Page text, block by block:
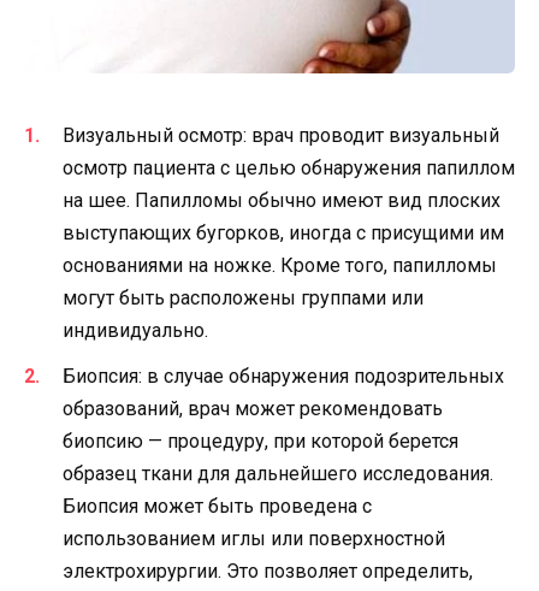
Визуальный осмотр: врач проводит визуальный
осмотр пациента с целью обнаружения папиллом
на шее. Папилломы обычно имеют вид плоских
выступающих бугорков, иногда с присущими им
основаниями на ножке. Кроме того, папилломы
могут быть расположены группами или
индивидуально.
Биопсия: в случае обнаружения подозрительных
образований, врач может рекомендовать
биопсию — процедуру, при которой берется
образец ткани для дальнейшего исследования.
Биопсия может быть проведена с
использованием иглы или поверхностной
электрохирургии. Это позволяет определить,